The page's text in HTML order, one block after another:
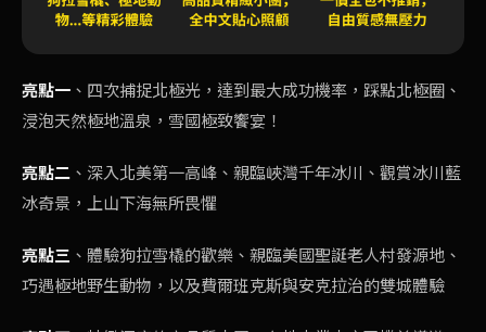
亮點一 、四次捕捉北極光，達到最大成功機率，踩點北極圈、
浸泡天然極地溫泉，雪國極致饗宴！
亮點二 、深入北美第一高峰、親臨峽灣千年冰川、觀賞冰川藍
冰奇景，上山下海無所畏懼
亮點三 、體驗狗拉雪橇的歡樂、親臨美國聖誕老人村發源地、
巧遇極地野生動物，以及費爾班克斯與安克拉治的雙城體驗